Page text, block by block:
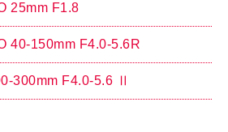
25mm F1.8
40-150mm F4.0-5.6R
300mm F4.0-5.6 Ⅱ